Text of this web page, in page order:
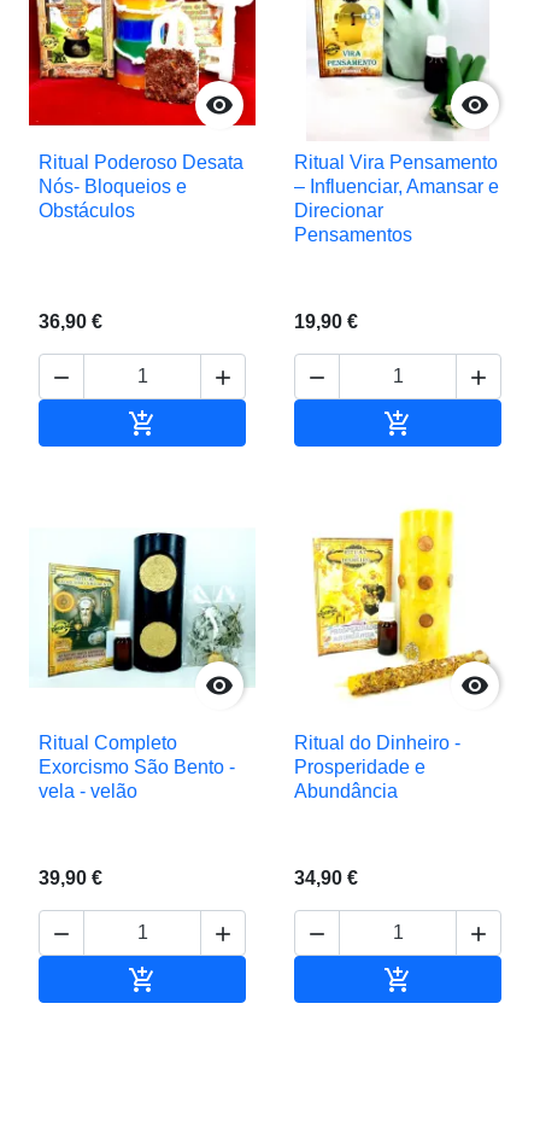

Ritual Poderoso Desata
Nós- Bloqueios e
Obstáculos
36,90 €
 


Ritual Vira Pensamento
– Influenciar, Amansar e
Direcionar
Pensamentos
19,90 €
 


Ritual Completo
Exorcismo São Bento -
vela - velão
39,90 €
 


Ritual do Dinheiro -
Prosperidade e
Abundância
34,90 €
 
